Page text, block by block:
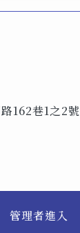
162巷1之2號
管理者進入